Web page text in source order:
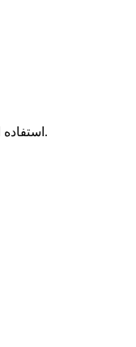
استفاده از مطالب سایت با ذکر منبع بلامانع میباشد.